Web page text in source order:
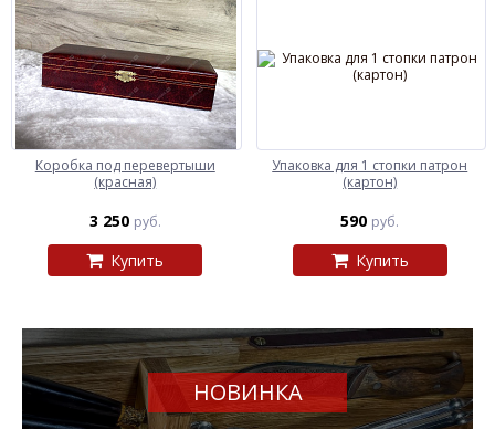
Коробка под перевертыши
(красная)
3 250 руб.
Купить
Упаковка для 1 стопки патрон
(картон)
590 руб.
Купить
НОВИНКА